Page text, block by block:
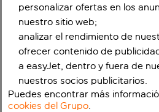
personalizar ofertas en los
nuestro sitio web;
analizar el rendimiento de
ofrecer contenido de
a easyJet, dentro y fuera de
nuestros socios publicitarios.
Puedes encontrar más
cookies del Grupo.